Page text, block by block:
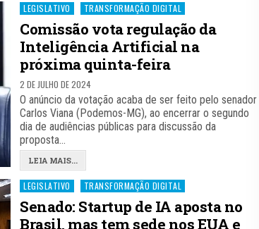
Posted
in
LEGISLATIVO TRANSFORMAÇÃO DIGITAL
Comissão vota regulação da
Inteligência Artificial na
próxima quinta-feira
2 DE JULHO DE 2024
O anúncio da votação acaba de ser feito pelo senador
Carlos Viana (Podemos-MG), ao encerrar o segundo
dia de audiências públicas para discussão da
proposta…
LEIA MAIS...
Posted
in
LEGISLATIVO TRANSFORMAÇÃO DIGITAL
Senado: Startup de IA aposta no
Brasil, mas tem sede nos EUA e